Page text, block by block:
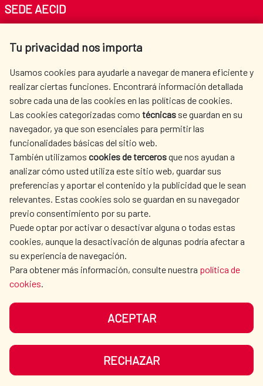
Tu privacidad nos importa
Usamos cookies para ayudarle a navegar de manera eficiente y
realizar ciertas funciones. Encontrará información detallada
sobre cada una de las cookies en las políticas de cookies.
Las cookies categorizadas como técnicas se guardan en su
navegador, ya que son esenciales para permitir las
funcionalidades básicas del sitio web.
También utilizamos cookies de tercerosque nos ayudan a
analizar cómo usted utiliza este sitio web, guardar sus
preferencias y aportar el contenido y la publicidad que le sean
relevantes. Estas cookies solo se guardan en su navegador
previo consentimiento por su parte.
Puede optar por activar o desactivar alguna o todas estas
cookies, aunque la desactivación de algunas podría afectar a
su experiencia de navegación.
Para obtener más información, consulte nuestra política de
cookies.
ACEPTAR
RECHAZAR
SEDE AECID
Tel. +34 900 20 30 54​​​​​​​
AECID
WHERE DO WE COOPERATE?
SPANISH HUMANITARIAN
ACTION
PRESS ROOM
CULTURE AND SCIENCE LIBRARY
OUR SOCIAL MEDIA
DATA PROTECTION
SITEMAP